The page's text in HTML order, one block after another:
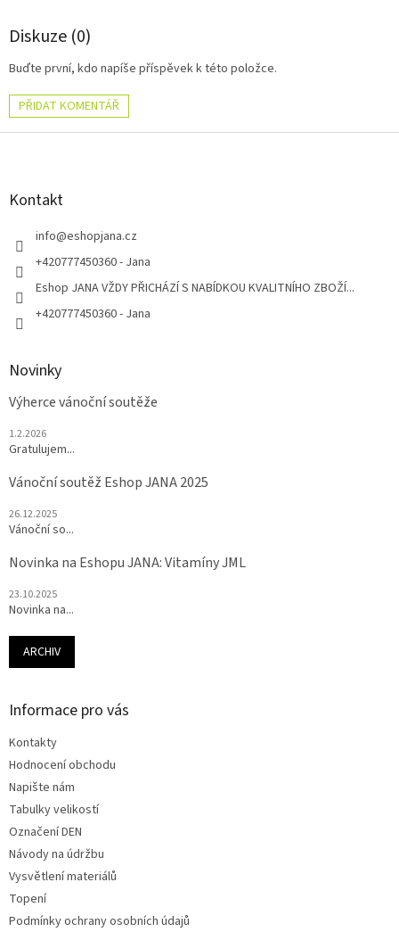
Diskuze (0)
Buďte první, kdo napíše příspěvek k této položce.
PŘIDAT KOMENTÁŘ
Z
Kontakt
info@eshopjana.cz
+420777450360 - Jana
Eshop JANA VŽDY PŘICHÁZÍ S NABÍDKOU KVALITNÍHO ZBOŽÍ...
+420777450360 - Jana
Novinky
Výherce vánoční soutěže
1.2.2026
Gratulujem...
Vánoční soutěž Eshop JANA 2025
26.12.2025
Vánoční so...
Novinka na Eshopu JANA: Vitamíny JML
23.10.2025
Novinka na...
ARCHIV
Informace pro vás
Kontakty
Hodnocení obchodu
Napište nám
Tabulky velikostí
Označení DEN
Návody na údržbu
Vysvětlení materiálů
Topení
Podmínky ochrany osobních údajů